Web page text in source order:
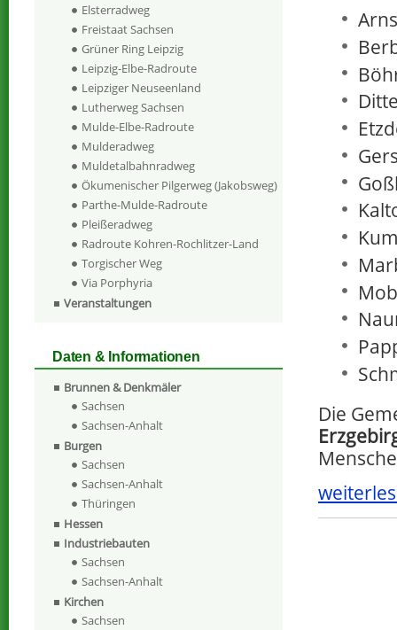
Die
Elsterradweg
Freistaat Sachsen
Grüner Ring Leipzig
Leipzig-Elbe-Radroute
Leipziger Neuseenland
Lutherweg Sachsen
Mulde-Elbe-Radroute
Mulderadweg
Muldetalbahnradweg
Ökumenischer Pilgerweg (Jakobsweg)
Parthe-Mulde-Radroute
Pleißeradweg
Radroute Kohren-Rochlitzer-Land
Torgischer Weg
Via Porphyria
Veranstaltungen
Daten & Informationen
Brunnen & Denkmäler
Sachsen
Sachsen-Anhalt
Burgen
Sachsen
Sachsen-Anhalt
Thüringen
Hessen
Industriebauten
Sachsen
Sachsen-Anhalt
Kirchen
Sachsen